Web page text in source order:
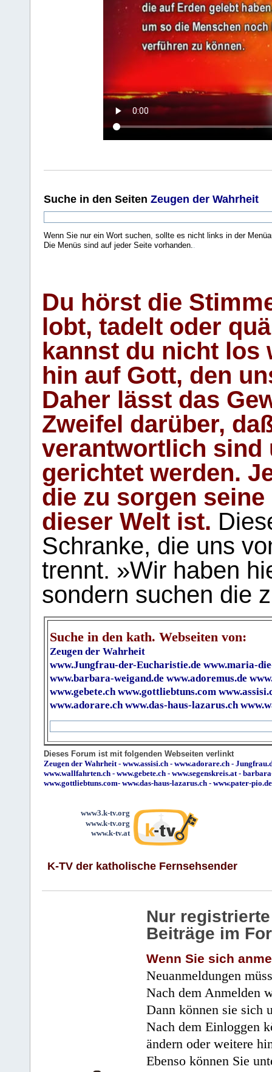
Suche in den Seiten Zeugen der Wahrheit
Wenn Sie nur ein Wort suchen, sollte es nicht links in der
Die Menüs sind auf jeder Seite vorhanden..
Du hörst die
lobt, tadelt oder
kannst du nicht los
hin auf Gott, den
Daher lässt das
Zweifel darüber,
verantwortlich sind
gerichtet werden.
die zu sorgen
dieser Welt ist.
Schranke, die uns
trennt. »Wir haben
sondern suchen die
Suche in den kath. Webseiten von:
Zeugen der Wahrheit
www.Jungfrau-der-Eucharistie.de www.maria-
www.barbara-weigand.de www.adoremus.de
www.gebete.ch www.gottliebtuns.com
www.adorare.ch www.das-haus-lazarus.ch
Dieses Forum ist mit folgenden Webseiten verlinkt
Zeugen der Wahrheit- www.assisi.ch - www.adorare.ch -
www.wallfahrten.ch - www.gebete.ch - www.segenskreis.at-
www.gottliebtuns.com- www.das-haus-lazarus.ch - www.pater-pio.de
www3.k-tv.org
www.k-tv.org
www.k-tv.at
K-TV der katholische Fernsehsender
Nur
Beiträge im
Wenn Sie sich
Neuanmeldungen
Nach dem Anmelden
Dann können sie sich
Nach dem Einloggen
ändern oder weitere
Ebenso können Sie